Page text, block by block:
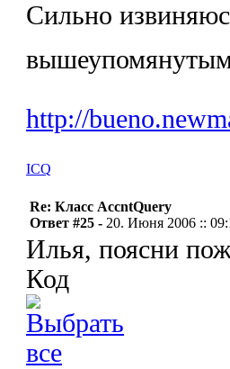
Сильно
http://
ICQ
Re: Класс AccntQuery
Ответ #25 - 20. Июня 2006 ::
Илья, поясни
Код